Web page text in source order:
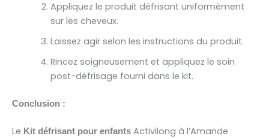
Appliquez le produit défrisant uniformément
sur les cheveux.
Laissez agir selon les instructions du produit.
Rincez soigneusement et appliquez le soin
post-défrisage fourni dans le kit.
Conclusion :
Le Kit défrisant pour enfants Activilong à l’Amande